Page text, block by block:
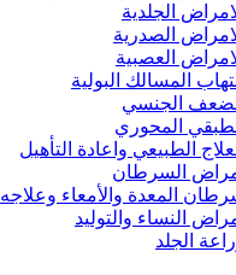
الجلدية
الصدرية
العصبية
المسالك البولية
الجنسي
المحوري
الطبيعي واعادة التأهيل
السرطان
المعدة والأمعاء وعلاجه
النساء والتوليد
الجلد